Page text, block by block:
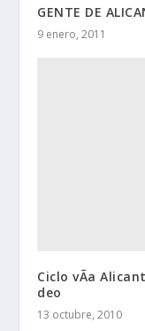
GENTE DE
9 enero, 2011
Ciclo vÃ­a
deo
13 octubre, 2010